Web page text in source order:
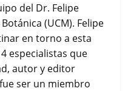
del Dr. Felipe
(UCM). Felipe
en torno a esta
especialistas que
autor y editor
ser un miembro